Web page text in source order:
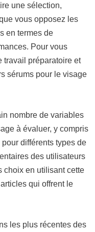
une sélection,
vous opposez les
en termes de
Pour vous
travail préparatoire et
sérums pour le visage
nombre de variables
à évaluer, y compris
différents types de
des utilisateurs
choix en utilisant cette
qui offrent le
les plus récentes des